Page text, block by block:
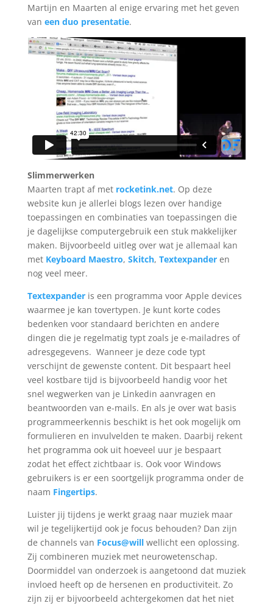
Martijn en Maarten al enige ervaring met het geven
van een duo presentatie.
Slimmerwerken
Maarten trapt af met rocketink.net. Op deze
website kun je allerlei blogs lezen over handige
toepassingen en combinaties van toepassingen die
je dagelijkse computergebruik een stuk makkelijker
maken. Bijvoorbeeld uitleg over wat je allemaal kan
met Keyboard Maestro, Skitch, Textexpanderen
nog veel meer.
Textexpanderis een programma voor Apple devices
waarmee je kan tovertypen. Je kunt korte codes
bedenken voor standaard berichten en andere
dingen die je regelmatig typt zoals je e-mailadres of
adresgegevens. Wanneer je deze code typt
verschijnt de gewenste content. Dit bespaart heel
veel kostbare tijd is bijvoorbeeld handig voor het
snel wegwerken van je Linkedin aanvragen en
beantwoorden van e-mails. En als je over wat basis
programmeerkennis beschikt is het ook mogelijk om
formulieren en invulvelden te maken. Daarbij rekent
het programma ook uit hoeveel uur je bespaart
zodat het effect zichtbaar is. Ook voor Windows
gebruikers is er een soortgelijk programma onder de
naam Fingertips.
Luister jij tijdens je werkt graag naar muziek maar
wil je tegelijkertijd ook je focus behouden? Dan zijn
de channels van Focus@willwellicht een oplossing.
Zij combineren muziek met neurowetenschap.
Doormiddel van onderzoek is aangetoond dat muziek
invloed heeft op de hersenen en productiviteit. Zo
zijn zij er bijvoorbeeld achtergekomen dat het niet